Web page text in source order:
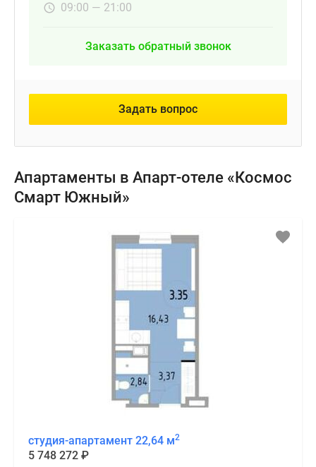
09:00 — 21:00
Заказать обратный звонок
Задать вопрос
Апартаменты в Апарт-отеле «Космос
Смарт Южный»
студия-апартамент 22,64 м2
5 748 272 ₽